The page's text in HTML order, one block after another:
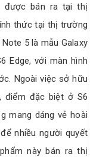
được bán ra tại thị
thức tại thị trường
5 là mẫu Galaxy
Edge, với màn hình
Ngoài việc sở hữu
điểm đặc biệt ở S6
mang dáng vẻ hoài
nhiều người quyết
này bán ra thị